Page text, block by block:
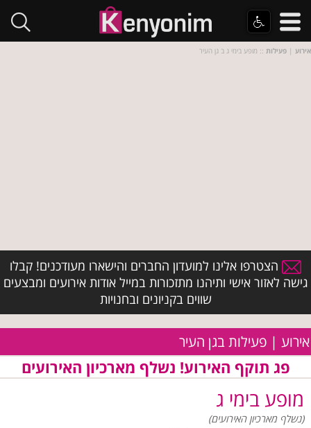
אירוע | פעילות :: מופע בימי ג ב גן העיר
הצטרפו אלינו למועדון החברים והישארו מעודכנים! קבלו
גישה לאזור אישי ותיהנו מתזכורות במייל אודות אירועים ומבצעים
שווים בקניונים ובחנויות
אירוע | פעילות בגן העיר
פג תוקף האירוע! נשלף מארכיון האירועים
מופע בימי ג
(נשלף מארכיון האירועים)